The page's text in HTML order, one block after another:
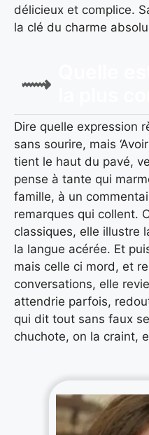
délicieux et complice.
la clé du charme
Dire quelle expression
sans sourire, mais
tient le haut du pavé,
pense à tante qui
famille, à un
remarques qui collent.
classiques, elle illustre
la langue acérée. Et
mais celle ci mord, et
conversations, elle
attendrie parfois,
qui dit tout sans faux
chuchote, on la craint,